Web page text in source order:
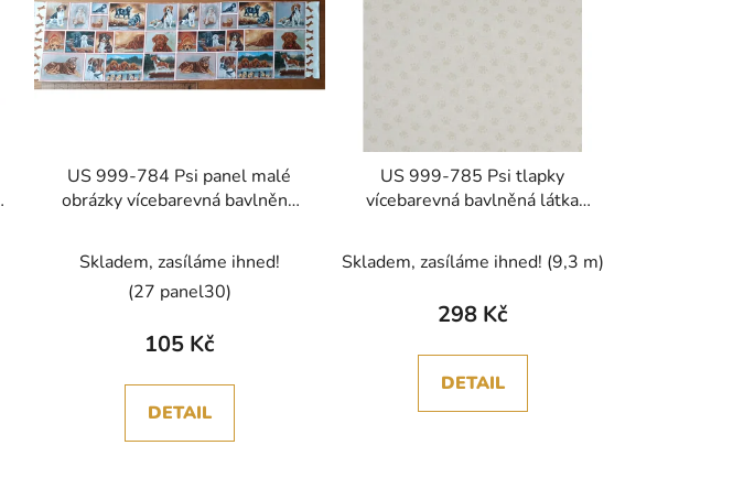
US 999-784 Psi panel malé
obrázky vícebarevná bavlněná
Skladem, zasíláme ihned!
(27 panel30)
105 Kč
DETAIL
US 999-785 Psi tlapky
vícebarevná bavlněná látka
Skladem, zasíláme ihned! (9,3 m)
298 Kč
DETAIL